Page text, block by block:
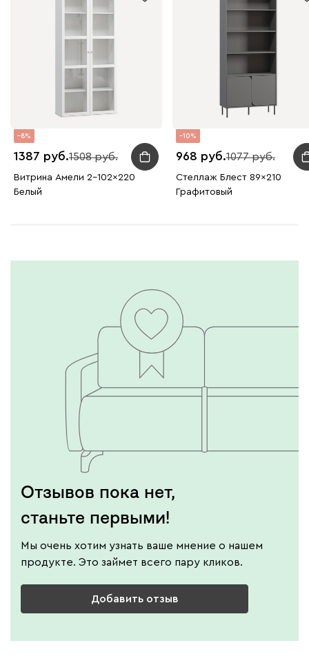
8
1387 1508
Витрина Амели 2-102x220
Белый
10
968 1077
Стеллаж Блест 89x210
Графитовый
Отзывов пока нет,
станьте первыми!
Мы очень хотим узнать ваше мнение о нашем
продукте. Это займет всего пару кликов.
Добавить отзыв